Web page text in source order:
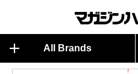
All Brands